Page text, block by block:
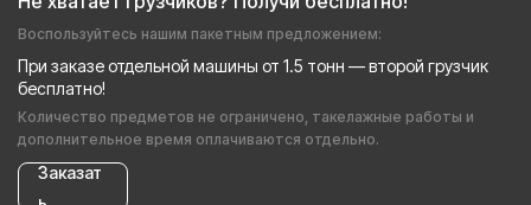
Воспользуйтесь нашим пакетным предложением:
При заказе отдельной машины от 1.5 тонн — второй грузчик
бесплатно!
Количество предметов не ограничено, такелажные работы и
дополнительное время оплачиваются отдельно.
Заказат